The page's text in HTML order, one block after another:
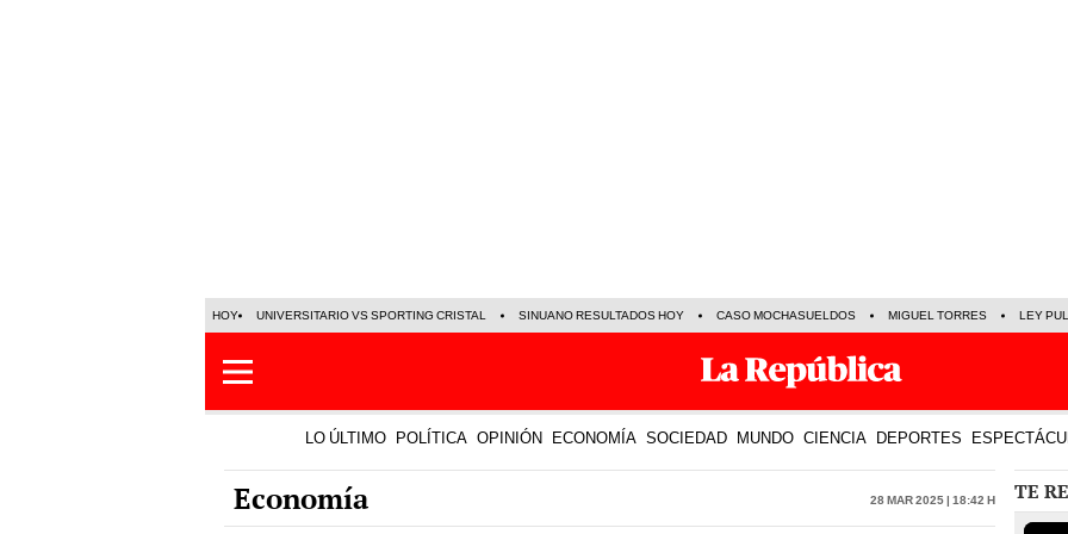
HOY UNIVERSITARIO VS SPORTING CRISTAL SINUANO RESULTADOS HOY CASO MOCHASUELDOS MIGUEL TORRES LEY
LO ÚLTIMO POLÍTICA OPINIÓN ECONOMÍA SOCIEDAD MUNDO CIENCIA DEPORTES
Economía 28 Mar 2025 | 18:42 h TE